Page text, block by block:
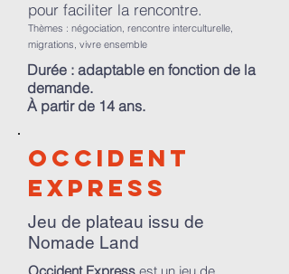
pour faciliter la rencontre.
Thèmes : négociation, rencontre interculturelle,
migrations, vivre ensemble
Durée : adaptable en fonction de la
demande.
À partir de 14 ans.
Occident
express
Jeu de plateau issu de
Nomade Land